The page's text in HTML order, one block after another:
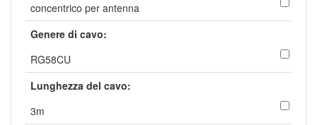
concentrico per antenna
Genere di cavo:
RG58CU
Lunghezza del cavo:
3m